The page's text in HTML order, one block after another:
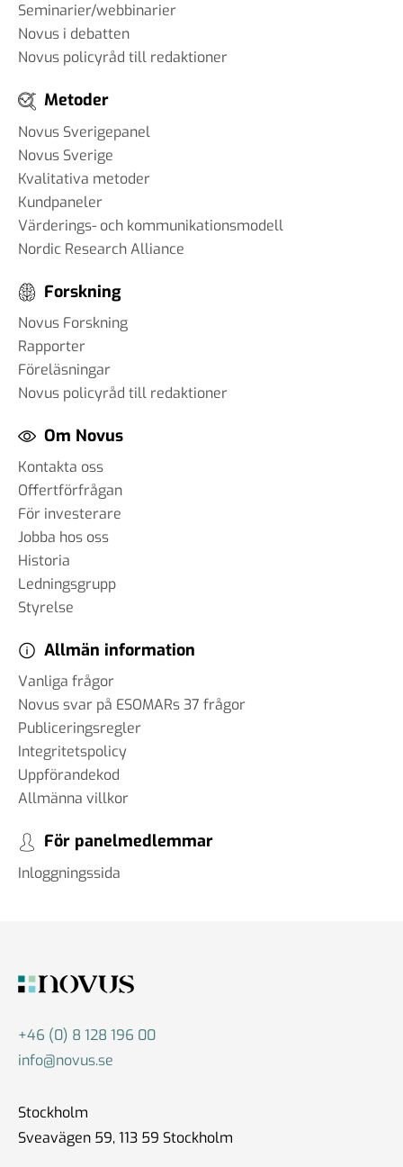
Seminarier/webbinarier
Novus i debatten
Novus policyråd till redaktioner
Metoder
Novus Sverigepanel
Novus Sverige
Kvalitativa metoder
Kundpaneler
Värderings- och kommunikationsmodell
Nordic Research Alliance
Forskning
Novus Forskning
Rapporter
Föreläsningar
Novus policyråd till redaktioner
Om Novus
Kontakta oss
Offertförfrågan
För investerare
Jobba hos oss
Historia
Ledningsgrupp
Styrelse
Allmän information
Vanliga frågor
Novus svar på ESOMARs 37 frågor
Publiceringsregler
Integritetspolicy
Uppförandekod
Allmänna villkor
För panelmedlemmar
Inloggningssida
+46 (0) 8 128 196 00
info@novus.se
Stockholm
Sveavägen 59, 113 59 Stockholm